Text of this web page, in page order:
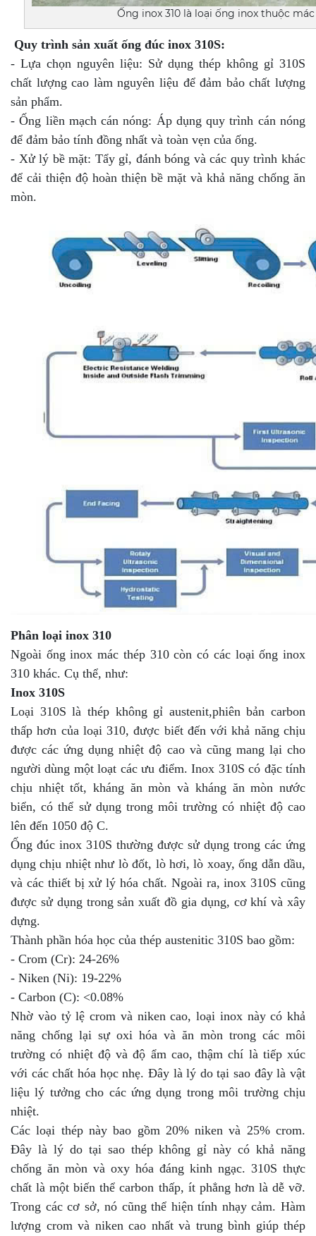
Ống inox 310 là loại ống inox thuộc
Quy trình sản xuất ống đúc inox 310S:
- Lựa chọn nguyên liệu: Sử dụng thép không gỉ 310S
chất lượng cao làm nguyên liệu để đảm bảo chất lượng
sản phẩm.
- Ống liền mạch cán nóng: Áp dụng quy trình cán nóng
để đảm bảo tính đồng nhất và toàn vẹn của ống.
- Xử lý bề mặt: Tẩy gỉ, đánh bóng và các quy trình khác
để cải thiện độ hoàn thiện bề mặt và khả năng chống ăn
mòn.
Phân loại inox 310
Ngoài ống inox mác thép 310 còn có các loại ống inox
310 khác. Cụ thể, như:
Inox 310S
Loại 310S là thép không gỉ austenit,phiên bản carbon
thấp hơn của loại 310, được biết đến với khả năng chịu
được các ứng dụng nhiệt độ cao và cũng mang lại cho
người dùng một loạt các ưu điểm. Inox 310S có đặc tính
chịu nhiệt tốt, kháng ăn mòn và kháng ăn mòn nước
biển, có thể sử dụng trong môi trường có nhiệt độ cao
lên đến 1050 độ C.
Ống đúc inox 310S thường được sử dụng trong các ứng
dụng chịu nhiệt như lò đốt, lò hơi, lò xoay, ống dẫn dầu,
và các thiết bị xử lý hóa chất. Ngoài ra, inox 310S cũng
được sử dụng trong sản xuất đồ gia dụng, cơ khí và xây
dựng.
Thành phần hóa học của thép austenitic 310S bao gồm:
- Crom (Cr): 24-26%
- Niken (Ni): 19-22%
- Carbon (C): <0.08%
Nhờ vào tỷ lệ crom và niken cao, loại inox này có khả
năng chống lại sự oxi hóa và ăn mòn trong các môi
trường có nhiệt độ và độ ẩm cao, thậm chí là tiếp xúc
với các chất hóa học nhẹ. Đây là lý do tại sao đây là vật
liệu lý tưởng cho các ứng dụng trong môi trường chịu
nhiệt.
Các loại thép này bao gồm 20% niken và 25% crom.
Đây là lý do tại sao thép không gỉ này có khả năng
chống ăn mòn và oxy hóa đáng kinh ngạc. 310S thực
chất là một biến thể carbon thấp, ít phẳng hơn là dễ vỡ.
Trong các cơ sở, nó cũng thể hiện tính nhạy cảm. Hàm
lượng crom và niken cao nhất và trung bình giúp thép